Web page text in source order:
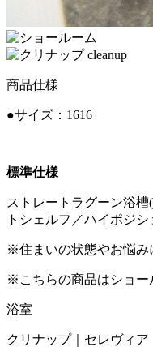
商品仕様
●サイズ：1616
標準仕様
ストレートラグーン浴
トシェルフ／ハイポジ
※住まいの状態やお悩み
※こちらの商品はショー
浴室
クリナップ｜セレヴィア